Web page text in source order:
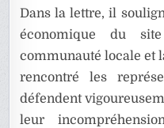
Dans la lettre, il
économique du
communauté locale et
rencontré les
défendent
leur